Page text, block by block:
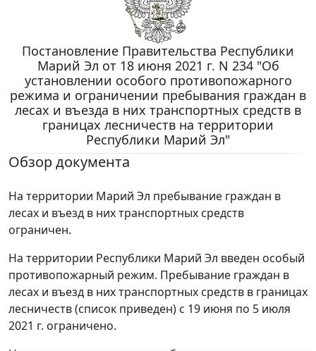
Постановление Правительства Республики
Марий Эл от 18 июня 2021 г. N 234 "Об
установлении особого противопожарного
режима и ограничении пребывания граждан в
лесах и въезда в них транспортных средств в
границах лесничеств на территории
Республики Марий Эл"
Обзор документа
На территории Марий Эл пребывание граждан в
лесах и въезд в них транспортных средств
ограничен.
На территории Республики Марий Эл введен особый
противопожарный режим. Пребывание граждан в
лесах и въезд в них транспортных средств в границах
лесничеств (список приведен) с 19 июня по 5 июля
2021 г. ограничено.